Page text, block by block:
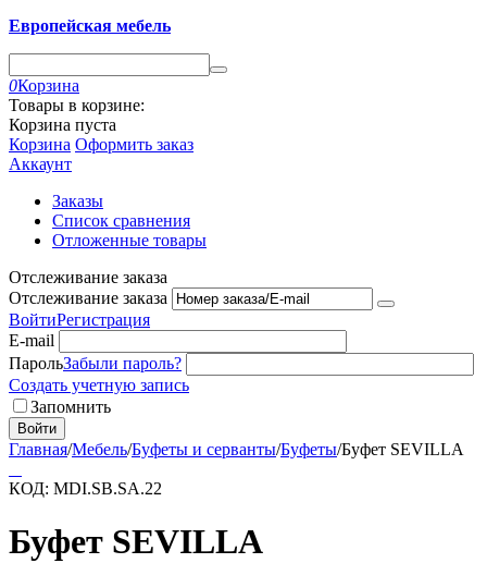
Европейская мебель
0Корзина
Товары в корзине:
Корзина пуста
Корзина Оформить заказ
Аккаунт
Заказы
Список сравнения
Отложенные товары
Отслеживание заказа
Отслеживание заказа
ВойтиРегистрация
E-mail
ПарольЗабыли пароль?
Создать учетную запись
Запомнить
Войти
Главная/Мебель/Буфеты и серванты/Буфеты/Буфет SEVILLA
КОД: MDI.SB.SA.22
Буфет SEVILLA